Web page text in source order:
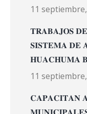
11
𝐓𝐑𝐀𝐁𝐀𝐉𝐎𝐒
𝐒𝐈𝐒𝐓𝐄𝐌𝐀 𝐃𝐄
𝐇𝐔𝐀𝐂𝐇𝐔𝐌𝐀
11
𝐂𝐀𝐏𝐀𝐂𝐈𝐓𝐀𝐍